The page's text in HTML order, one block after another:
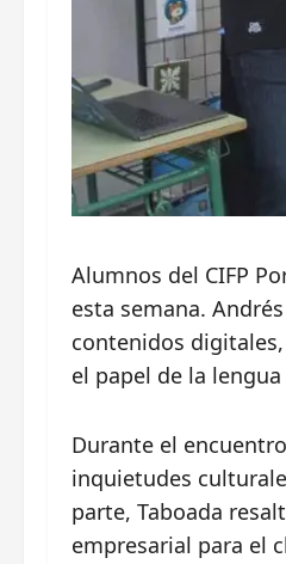
Alumnos del CIFP
esta semana.
contenidos
el papel de la
Durante el
inquietudes
parte, Taboada
empresarial para el